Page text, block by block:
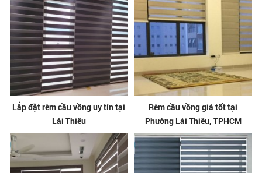
Lắp đặt rèm cầu vồng uy tín tại
Lái Thiêu
Rèm cầu vồng giá tốt tại
Phường Lái Thiêu, TPHCM